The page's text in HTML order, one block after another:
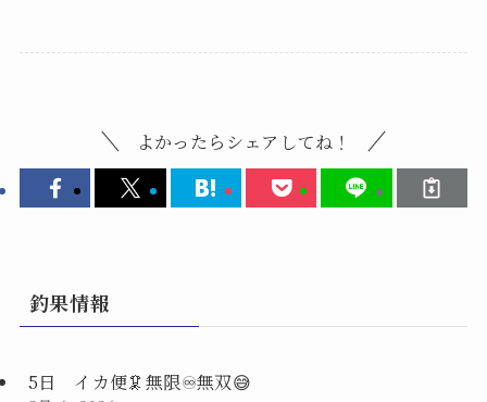
よかったらシェアしてね！
釣果情報
5日 イカ便🦑無限♾️無双😅